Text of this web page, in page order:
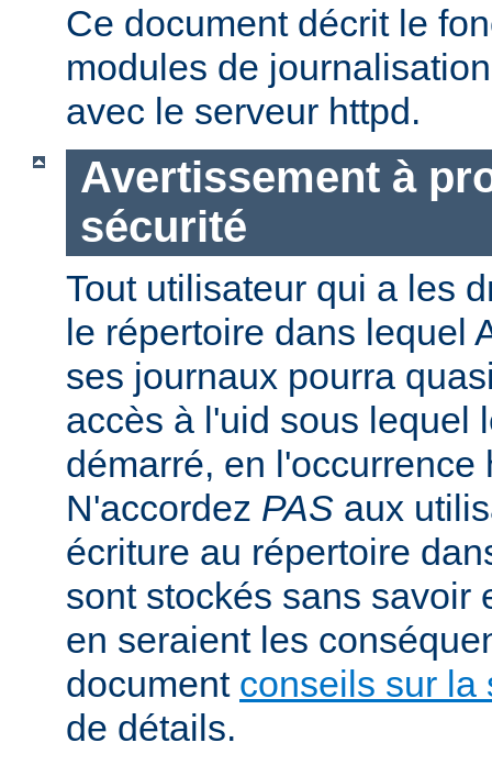
Ce document décrit le
modules de
avec le serveur httpd.
Avertissement à
sécurité
Tout utilisateur qui a les
le répertoire dans lequel
ses journaux pourra
accès à l'uid sous lequel
démarré, en
N'accordez PAS aux
écriture au répertoire
sont stockés sans savoir
en seraient les
document conseils sur la
de détails.